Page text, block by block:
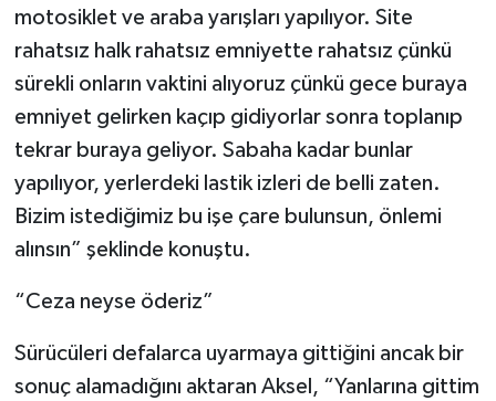
motosiklet ve araba yarışları yapılıyor. Site
rahatsız halk rahatsız emniyette rahatsız çünkü
sürekli onların vaktini alıyoruz çünkü gece buraya
emniyet gelirken kaçıp gidiyorlar sonra toplanıp
tekrar buraya geliyor. Sabaha kadar bunlar
yapılıyor, yerlerdeki lastik izleri de belli zaten.
Bizim istediğimiz bu işe çare bulunsun, önlemi
alınsın” şeklinde konuştu.
“Ceza neyse öderiz”
Sürücüleri defalarca uyarmaya gittiğini ancak bir
sonuç alamadığını aktaran Aksel, “Yanlarına gittim